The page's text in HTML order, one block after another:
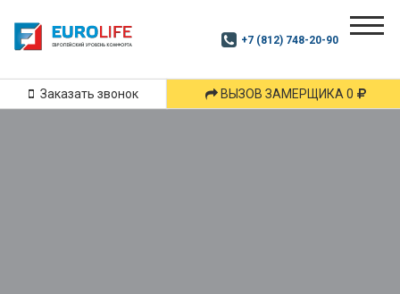
+7 (812) 748-20-90
Заказать звонок ВЫЗОВ ЗАМЕРЩИКА 0
Почитай
подпишись
Дзен